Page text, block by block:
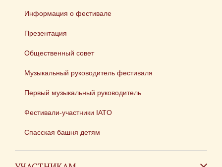
Информация о фестивале
Презентация
Общественный совет
Музыкальный руководитель фестиваля
Первый музыкальный руководитель
Фестивали-участники IATO
Спасская башня детям